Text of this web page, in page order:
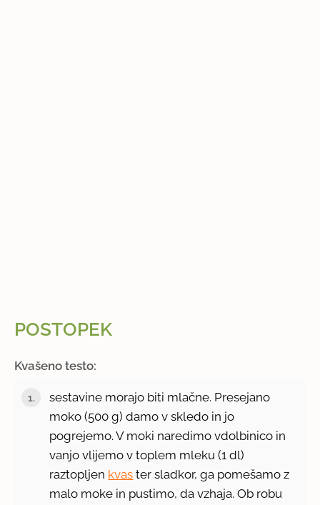
POSTOPEK
Kvašeno testo:
sestavine morajo biti mlačne. Presejano
moko (500 g) damo v skledo in jo
pogrejemo. V moki naredimo vdolbinico in
vanjo vlijemo v toplem mleku (1 dl)
raztopljen kvas ter sladkor, ga pomešamo z
malo moke in pustimo, da vzhaja. Ob robu